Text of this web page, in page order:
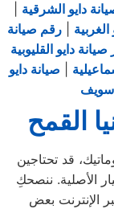
دايو الشرقية
|رقم صيانة
دايو القليوبية
صيانة دايو
سويف
القمح
قد تحتاجين
الأصلية. ننصحكِ
الإنترنت بعض